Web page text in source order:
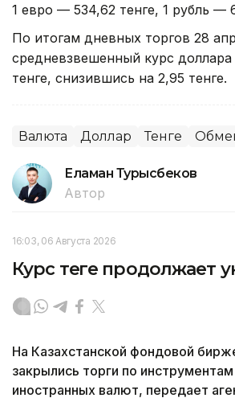
1 евро — 534,62 тенге, 1 рубль —
По итогам дневных торгов 28
средневзвешенный курс доллара
тенге, снизившись на 2,95 тенге.
Валюта Доллар Тенге
Еламан Турысбеков
Автор
16:03, 06 Августа 2026
Курс теңге продолжает
На Казахстанской фондовой
закрылись торги по
иностранных валют, передает